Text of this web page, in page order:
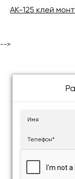
AK-125 клей
-->